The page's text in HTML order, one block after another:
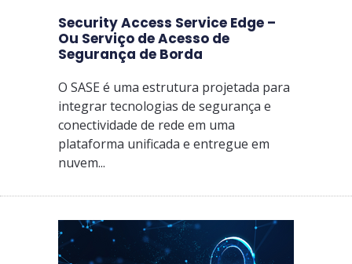
Security Access Service Edge –
Ou Serviço de Acesso de
Segurança de Borda
O SASE é uma estrutura projetada para
integrar tecnologias de segurança e
conectividade de rede em uma
plataforma unificada e entregue em
nuvem...